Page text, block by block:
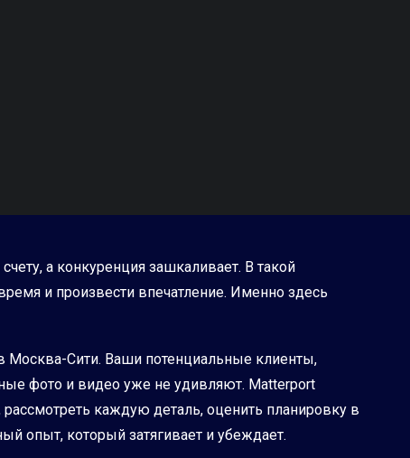
а конкуренция зашкаливает. В такой
и произвести впечатление. Именно здесь
Москва-Сити. Ваши потенциальные клиенты,
фото и видео уже не удивляют. Matterport
каждую деталь, оценить планировку в
опыт, который затягивает и убеждает.